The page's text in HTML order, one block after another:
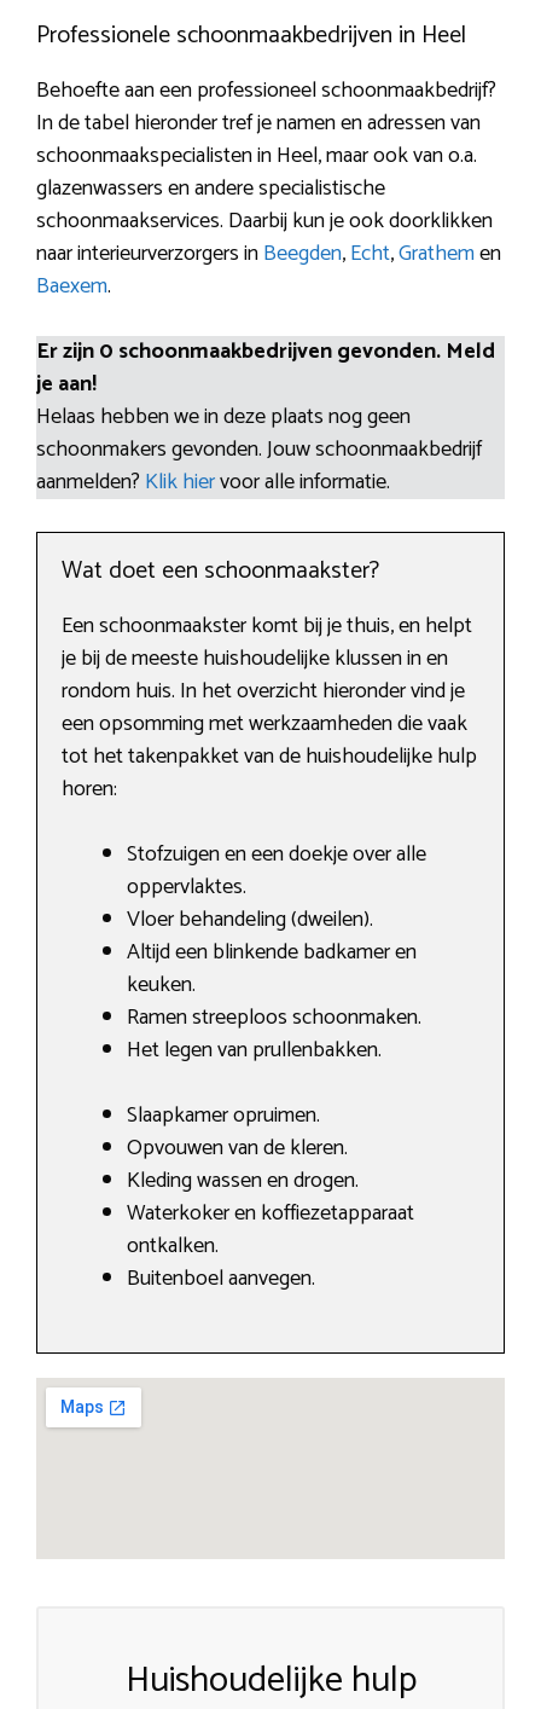
Professionele schoonmaakbedrijven in Heel
Behoefte aan een professioneel schoonmaakbedrijf?
In de tabel hieronder tref je namen en adressen van
schoonmaakspecialisten in Heel, maar ook van o.a.
glazenwassers en andere specialistische
schoonmaakservices. Daarbij kun je ook doorklikken
naar interieurverzorgers inBeegden,Echt,Grathemen
Baexem.
Er zijn 0 schoonmaakbedrijven gevonden. Meld
je aan!
Helaas hebben we in deze plaats nog geen
schoonmakers gevonden. Jouw schoonmaakbedrijf
aanmelden? Klik hiervoor alle informatie.
Wat doet een schoonmaakster?
Een schoonmaakster komt bij je thuis, en helpt
je bij de meeste huishoudelijke klussen in en
rondom huis. In het overzicht hieronder vind je
een opsomming met werkzaamheden die vaak
tot het takenpakket van de huishoudelijke hulp
horen:
Stofzuigen en een doekje over alle
oppervlaktes.
Vloer behandeling (dweilen).
Altijd een blinkende badkamer en
keuken.
Ramen streeploos schoonmaken.
Het legen van prullenbakken.
Slaapkamer opruimen.
Opvouwen van de kleren.
Kleding wassen en drogen.
Waterkoker en koffiezetapparaat
ontkalken.
Buitenboel aanvegen.
Huishoudelijke hulp